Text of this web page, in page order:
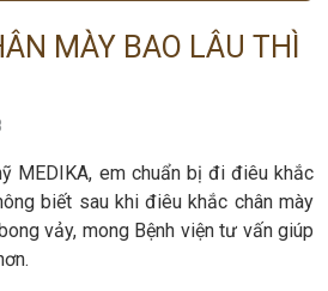
MÀY BAO LÂU THÌ
MEDIKA, em chuẩn bị đi điêu khắc
biết sau khi điêu khắc chân mày
vảy, mong Bệnh viện tư vấn giúp